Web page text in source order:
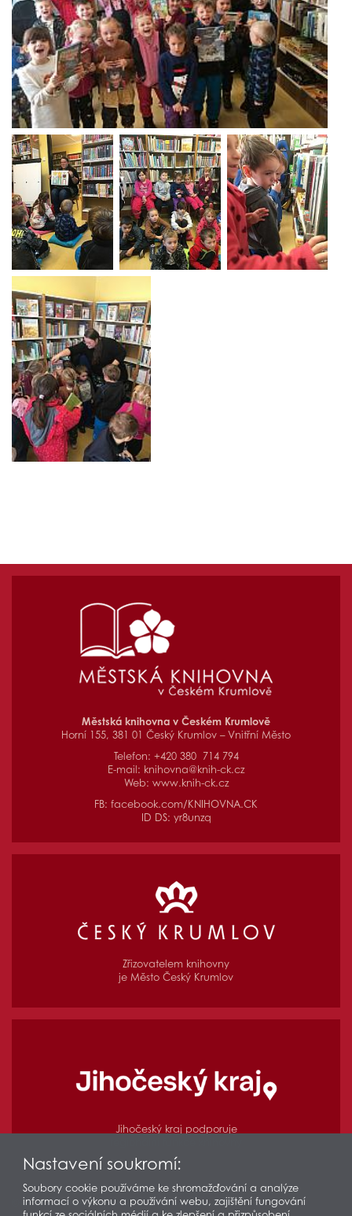
Městská knihovna v Českém Krumlově
Horní 155, 381 01 Český Krumlov – Vnitřní Město
Telefon: +420 380 714 794
E-mail: knihovna@knih-ck.cz
Web: www.knih-ck.cz
FB: facebook.com/KNIHOVNA.CK
ID DS: yr8unzq
Zřizovatelem knihovny
je Město Český Krumlov
Jihočeský kraj podporuje
© 2026 Městská knihovna v Českém Krumlově
Nastavení soukromí:
Soubory cookie používáme ke shromažďování a analýze
informací o výkonu a používání webu, zajištění fungování